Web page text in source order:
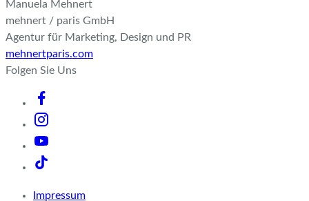
Manuela Mehnert
mehnert / paris GmbH
Agentur für Marketing, Design und PR
mehnertparis.com
Folgen Sie Uns
Impressum